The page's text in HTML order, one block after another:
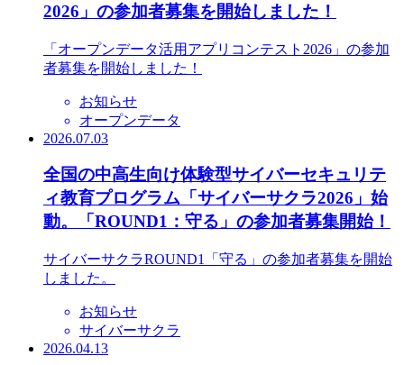
2026」の参加者募集を開始しました！
「オープンデータ活用アプリコンテスト2026」の参加
者募集を開始しました！
お知らせ
オープンデータ
2026.07.03
全国の中高生向け体験型サイバーセキュリテ
ィ教育プログラム「サイバーサクラ2026」始
動。「ROUND1：守る」の参加者募集開始！
サイバーサクラROUND1「守る」の参加者募集を開始
しました。
お知らせ
サイバーサクラ
2026.04.13